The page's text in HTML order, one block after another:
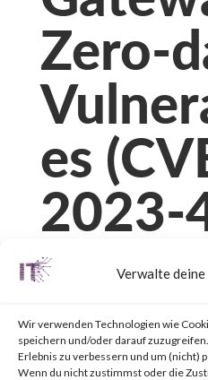
Verwalte
Wir verwenden Technologien wie
speichern und/oder darauf
Erlebnis zu verbessern und um (nicht)
Wenn du nicht zustimmst oder die
Zero-
es
2023-
and
2024-
von|25. Jan. 2024|